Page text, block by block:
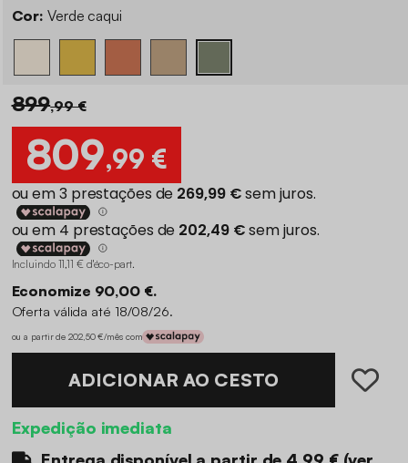
Cor: Verde caqui
899,99 €
809,99 €
Incluindo 11,11 € d'éco-part.
Economize 90,00 €.
Oferta válida até 18/08/26.
ou a partir de 202,50 €/mês com
ADICIONAR AO CESTO
Expedição imediata